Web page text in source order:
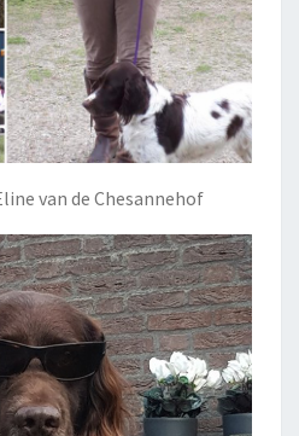
van de Chesannehof